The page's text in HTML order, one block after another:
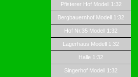
Pfisterer Hof Modell 1:32
Bergbauernhof Modell 1:32
Hof Nr.35 Modell 1:32
Lagerhaus Modell 1:32
Halle 1:32
Singerhof Modell 1:32